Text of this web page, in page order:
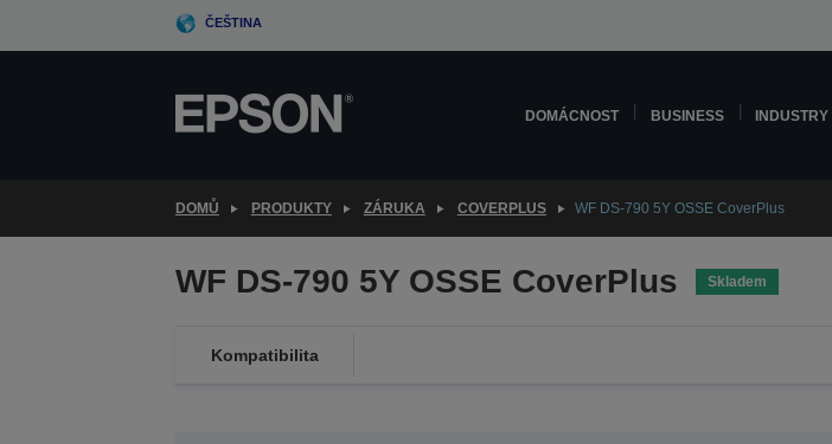
ČEŠTINA
DOMÁCNOST BUSINESS INDUSTRY
DOMŮ PRODUKTY ZÁRUKA COVERPLUS WF DS-790 5Y OSSE CoverPlus
WF DS-790 5Y OSSE CoverPlus Skladem
Kompatibilita